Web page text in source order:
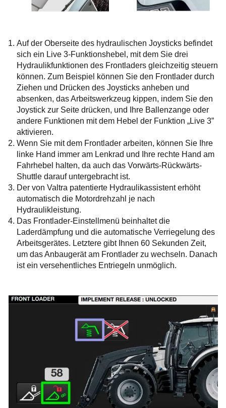
Auf der Oberseite des hydraulischen Joysticks befindet
sich ein Live 3-Funktionshebel, mit dem Sie drei
Hydraulikfunktionen des Frontladers gleichzeitig steuern
können. Zum Beispiel können Sie den Frontlader durch
Ziehen und Drücken des Joysticks anheben und
absenken, das Arbeitswerkzeug kippen, indem Sie den
Joystick zur Seite drücken, und Ihre Ballenzange oder
andere Funktionen mit dem Hebel der Funktion „Live 3”
aktivieren.
Wenn Sie mit dem Frontlader arbeiten, können Sie Ihre
linke Hand immer am Lenkrad und Ihre rechte Hand am
Fahrhebel halten, da auch das Vorwärts-Rückwärts-
Shuttle darauf untergebracht ist.
Der von Valtra patentierte Hydraulikassistent erhöht
automatisch die Motordrehzahl je nach
Hydraulikleistung.
Das Frontlader-Einstellmenü beinhaltet die
Laderdämpfung und die automatische Verriegelung des
Arbeitsgerätes. Letztere gibt Ihnen 60 Sekunden Zeit,
um das Anbaugerät am Frontlader zu wechseln. Danach
ist ein versehentliches Entriegeln unmöglich.